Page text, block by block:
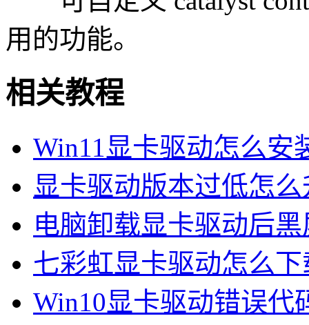
用的功能。
相关教程
Win11显卡驱动怎么安
显卡驱动版本过低怎
电脑卸载显卡驱动后
七彩虹显卡驱动怎么
Win10显卡驱动错误代